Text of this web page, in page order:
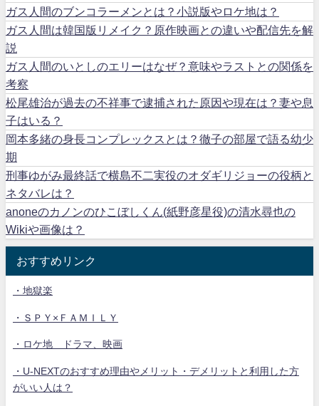
ガス人間のブンコラーメンとは？小説版やロケ地は？
ガス人間は韓国版リメイク？原作映画との違いや配信先を解
説
ガス人間のいとしのエリーはなぜ？意味やラストとの関係を
考察
松尾雄治が過去の不祥事で逮捕された原因や現在は？妻や息
子はいる？
岡本多緒の身長コンプレックスとは？徹子の部屋で語る幼少
期
刑事ゆがみ最終話で横島不二実役のオダギリジョーの役柄と
ネタバレは？
anoneのカノンのひこぼしくん(紙野彦星役)の清水尋也の
Wikiや画像は？
おすすめリンク
・地獄楽
・ＳＰＹ×ＦＡＭＩＬＹ
・ロケ地 ドラマ、映画
・U-NEXTのおすすめ理由やメリット・デメリットと利用した方
がいい人は？